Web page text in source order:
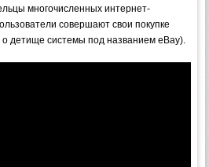
многочисленных интернет-
совершают свои покупке
детище системы под названием eBay).